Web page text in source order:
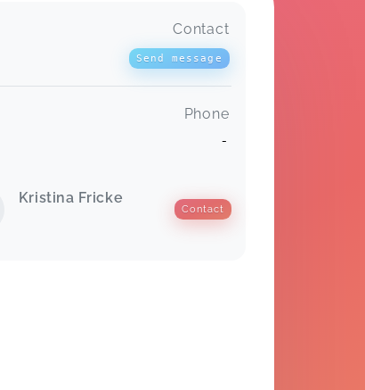
Contact
Send message
Phone
-
Kristina Fricke
Contact